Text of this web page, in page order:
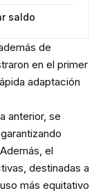
saldo
de
en el primer
adaptación
anterior, se
el
destinadas a
más equitativo